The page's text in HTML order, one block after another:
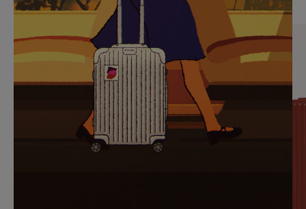
SIE,
UM
ANZUHALTEN
AUFHEBEN
DER
STUMMSCHALTUNG